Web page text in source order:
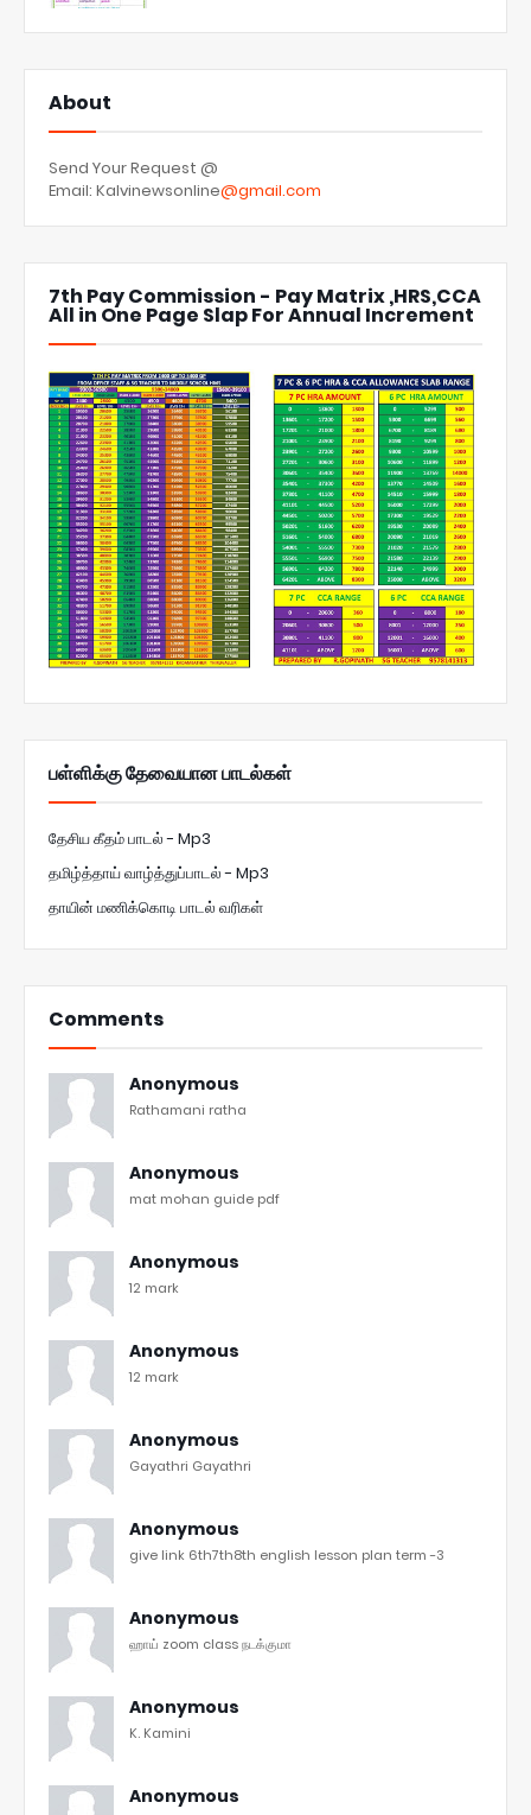
About
Send Your Request @
Email: Kalvinewsonline@gmail.com
7th Pay Commission - Pay Matrix ,HRS,CCA
All in One Page Slap For Annual Increment
பள்ளிக்கு தேவையான பாடல்கள்
தேசிய கீதம் பாடல் - Mp3
தமிழ்த்தாய் வாழ்த்துப்பாடல் - Mp3
தாயின் மணிக்கொடி பாடல் வரிகள்
Comments
Anonymous
Rathamani ratha
Anonymous
mat mohan guide pdf
Anonymous
12 mark
Anonymous
12 mark
Anonymous
Gayathri Gayathri
Anonymous
give link 6th7th8th english lesson plan term -3
Anonymous
ஹாய் zoom class நடக்குமா
Anonymous
K. Kamini
Anonymous